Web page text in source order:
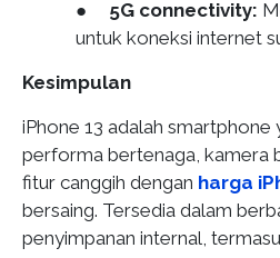
● 5G connectivity:
untuk koneksi internet
Kesimpulan
iPhone 13 adalah smartphone
performa bertenaga, kamera
fitur canggih dengan harga
bersaing. Tersedia dalam
penyimpanan internal,